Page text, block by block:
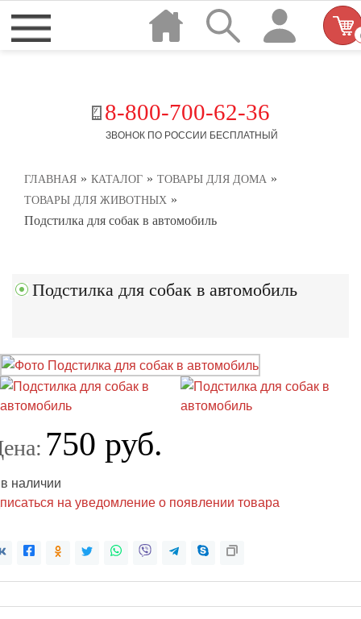
8-800-700-62-36
ЗВОНОК ПО РОССИИ БЕСПЛАТНЫЙ
ГЛАВНАЯ » КАТАЛОГ » ТОВАРЫ ДЛЯ ДОМА »
ТОВАРЫ ДЛЯ ЖИВОТНЫХ »
Подстилка для собак в автомобиль
Подстилка для собак в автомобиль
750 руб.
наличии
на уведомление о появлении товара